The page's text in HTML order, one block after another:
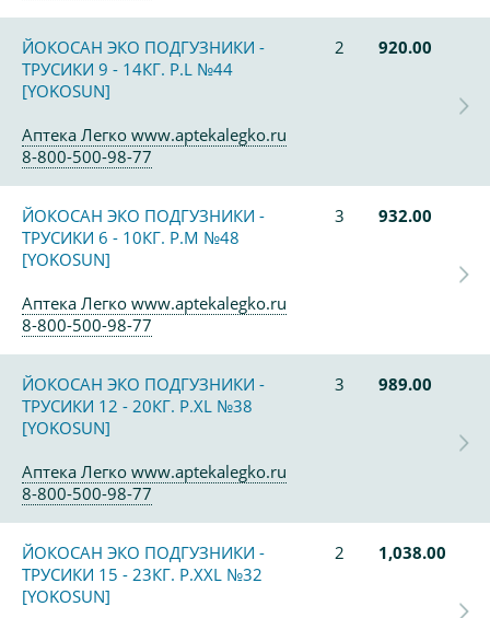
ЙОКОСАН ЭКО ПОДГУЗНИКИ -
ТРУСИКИ 9 - 14КГ. Р.L №44
[YOKOSUN]
2 920.00
Аптека Легко www.aptekalegko.ru
8-800-500-98-77
ЙОКОСАН ЭКО ПОДГУЗНИКИ -
ТРУСИКИ 6 - 10КГ. Р.M №48
[YOKOSUN]
3 932.00
Аптека Легко www.aptekalegko.ru
8-800-500-98-77
ЙОКОСАН ЭКО ПОДГУЗНИКИ -
ТРУСИКИ 12 - 20КГ. Р.ХL №38
[YOKOSUN]
3 989.00
Аптека Легко www.aptekalegko.ru
8-800-500-98-77
ЙОКОСАН ЭКО ПОДГУЗНИКИ -
ТРУСИКИ 15 - 23КГ. Р.XXL №32
[YOKOSUN]
2 1,038.00